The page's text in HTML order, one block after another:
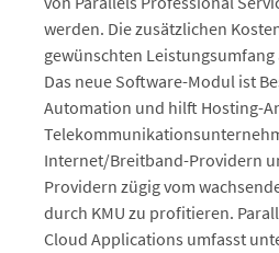
werden. Die zusätzlichen
gewünschten Leistungsumfang
Das neue Software-Modul ist
Automation und hilft Hosting-
Internet/Breitband-Providern
Providern zügig vom
durch KMU zu profitieren.
Cloud Applications umfasst